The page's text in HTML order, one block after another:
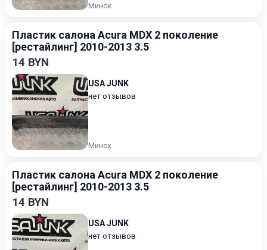
Минск
Пластик салона Acura MDX 2 поколение
[рестайлинг] 2010-2013 3.5
14 BYN
USA JUNK
нет отзывов
Минск
Пластик салона Acura MDX 2 поколение
[рестайлинг] 2010-2013 3.5
14 BYN
USA JUNK
нет отзывов